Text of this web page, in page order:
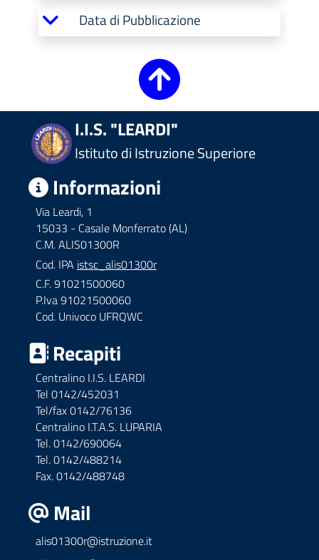
Data di Pubblicazione
I.I.S. "LEARDI"
Istituto di Istruzione Superiore
Informazioni
Via Leardi, 1
15033 - Casale Monferrato (AL)
C.M. ALIS01300R
Cod. IPA istsc_alis01300r
C.F. 91021500060
P.Iva 91021500060
Cod. Univoco UFRQWC
Recapiti
Centralino I.I.S. LEARDI
Tel 0142/452031
Tel/fax 0142/76136
Centralino I.T.A.S. LUPARIA
Tel. 0142/690064
Tel. 0142/488214
Fax. 0142/488748
Mail
alis01300r@istruzione.it